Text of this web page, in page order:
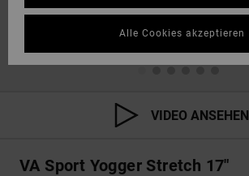
VIDEO ANSEHEN
VA Sport Yogger Stretch 17"
Alle Cookies akzeptieren